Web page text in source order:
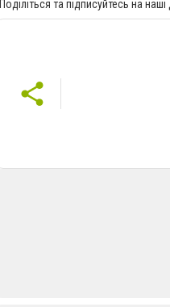
Поділіться та підписуйтесь на